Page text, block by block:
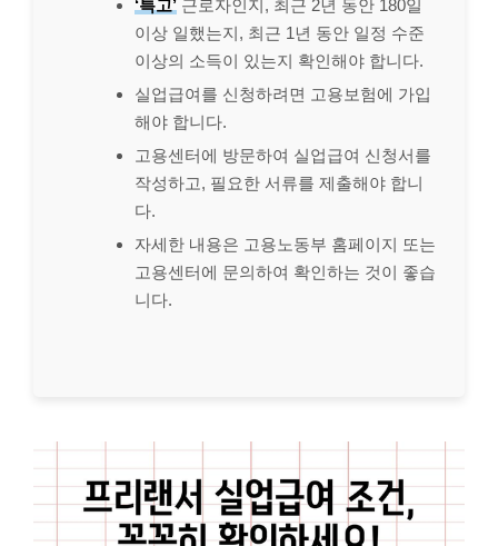
‘특고’ 근로자인지, 최근 2년 동안 180일
이상 일했는지, 최근 1년 동안 일정 수준
이상의 소득이 있는지 확인해야 합니다.
실업급여를 신청하려면 고용보험에 가입
해야 합니다.
고용센터에 방문하여 실업급여 신청서를
작성하고, 필요한 서류를 제출해야 합니
다.
자세한 내용은 고용노동부 홈페이지 또는
고용센터에 문의하여 확인하는 것이 좋습
니다.